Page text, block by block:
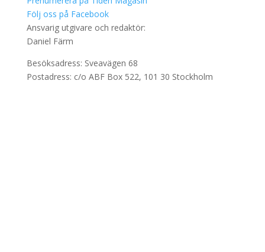
Följ oss på Facebook
Ansvarig utgivare och redaktör:
Daniel Färm
Besöksadress: Sveavägen 68
Postadress: c/o ABF Box 522, 101 30 Stockholm